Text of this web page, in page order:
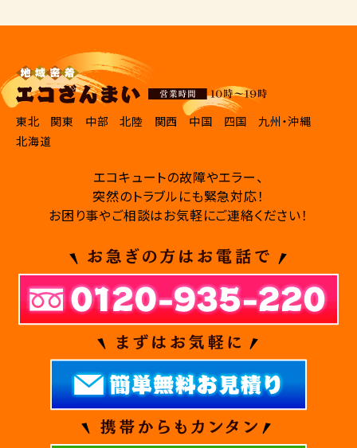
東北 関東 中部 北陸 関西 中国 四国
九州・沖縄
北海道
エコキュートの故障やエラー、
突然のトラブルにも緊急対応！
お困り事やご相談はお気軽にご連絡ください！